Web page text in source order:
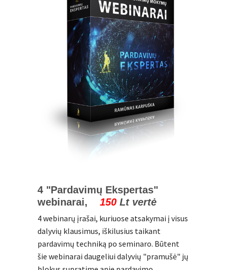
4 "Pardavimų Ekspertas"
webinarai, 150 Lt vertė
4 webinarų įrašai, kuriuose atsakymai į visus
dalyvių klausimus, iškilusius taikant
pardavimų techniką po seminaro. Būtent
šie webinarai daugeliui dalyvių "pramušė" jų